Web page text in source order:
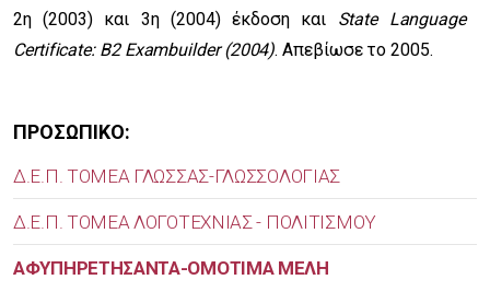
2η (2003) και 3η (2004) έκδοση και State Language
Certificate: B2 Exambuilder (2004). Απεβίωσε το 2005.
ΠΡΟΣΩΠΙΚΟ:
Δ.Ε.Π. ΤΟΜΕΑ ΓΛΩΣΣΑΣ-ΓΛΩΣΣΟΛΟΓΙΑΣ
Δ.Ε.Π. ΤΟΜΕΑ ΛΟΓΟΤΕΧΝΙΑΣ - ΠΟΛΙΤΙΣΜΟΥ
ΑΦΥΠΗΡΕΤΗΣΑΝΤΑ-ΟΜΟΤΙΜΑ ΜΕΛΗ